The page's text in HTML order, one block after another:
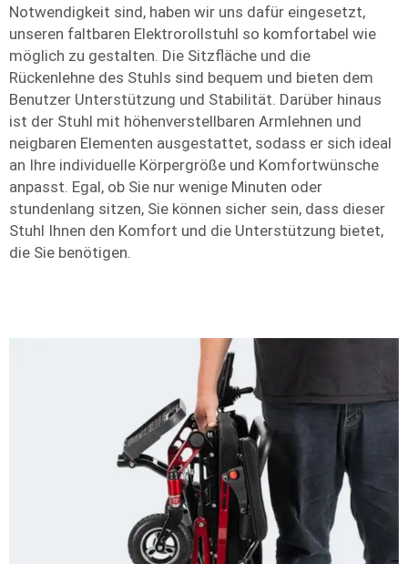
Notwendigkeit sind, haben wir uns dafür eingesetzt,
unseren faltbaren Elektrorollstuhl so komfortabel wie
möglich zu gestalten. Die Sitzfläche und die
Rückenlehne des Stuhls sind bequem und bieten dem
Benutzer Unterstützung und Stabilität. Darüber hinaus
ist der Stuhl mit höhenverstellbaren Armlehnen und
neigbaren Elementen ausgestattet, sodass er sich ideal
an Ihre individuelle Körpergröße und Komfortwünsche
anpasst. Egal, ob Sie nur wenige Minuten oder
stundenlang sitzen, Sie können sicher sein, dass dieser
Stuhl Ihnen den Komfort und die Unterstützung bietet,
die Sie benötigen.